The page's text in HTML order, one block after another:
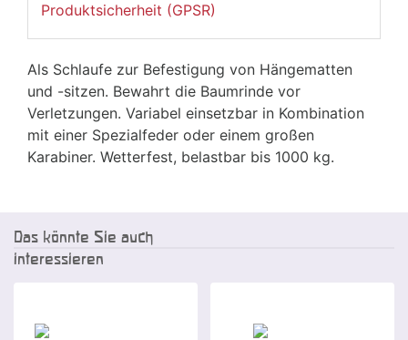
Produktsicherheit (GPSR)
Als Schlaufe zur Befestigung von Hängematten
und -sitzen. Bewahrt die Baumrinde vor
Verletzungen. Variabel einsetzbar in Kombination
mit einer Spezialfeder oder einem großen
Karabiner. Wetterfest, belastbar bis 1000 kg.
Das könnte Sie auch
interessieren